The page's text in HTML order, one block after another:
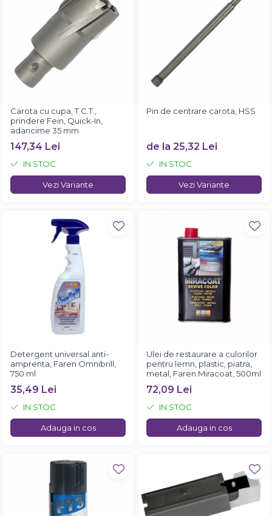
Carota cu cupa, T.C.T.,
prindere Fein, Quick-In,
adancime 35 mm
147,34 Lei
IN STOC
Vezi Variante
Pin de centrare carota, HSS
de la 25,32 Lei
IN STOC
Vezi Variante
Detergent universal anti-
amprenta, Faren Omnibrill,
750 ml
35,49 Lei
IN STOC
Adauga in cos
Ulei de restaurare a culorilor
pentru lemn, plastic, piatra,
metal, Faren Miracoat, 500ml
72,09 Lei
IN STOC
Adauga in cos